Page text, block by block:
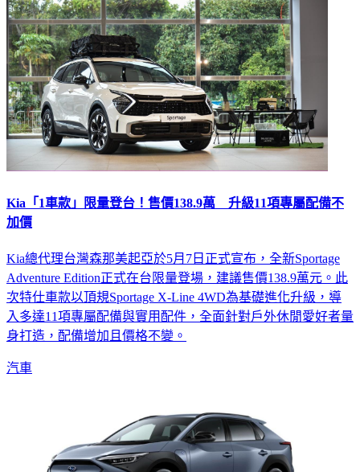
Kia「1車款」限量登台！售價138.9萬 升級11項專屬配備不
加價
Kia總代理台灣森那美起亞於5月7日正式宣布，全新Sportage
Adventure Edition正式在台限量登場，建議售價138.9萬元。此
次特仕車款以頂規Sportage X-Line 4WD為基礎進化升級，導
入多達11項專屬配備與實用配件，全面針對戶外休閒愛好者量
身打造，配備增加且價格不變。
汽車